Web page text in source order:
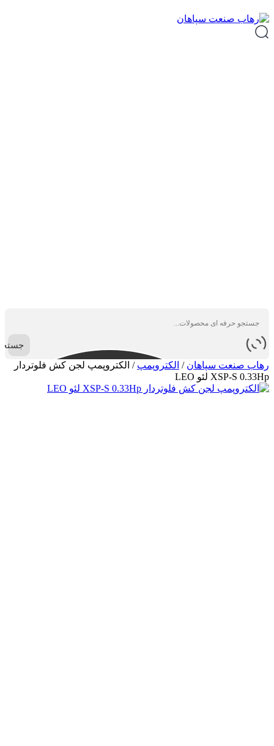
رهاب صنعت سپاهان / الکتروپمپ / الکتروپمپ لجن کش فلوتردار
XSP-S 0.33Hp لئو LEO